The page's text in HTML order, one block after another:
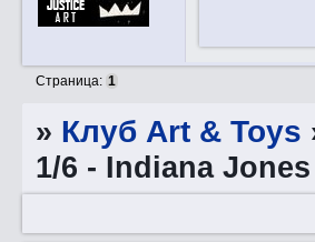
Страница: 1
» Клуб Art & Toys
1/6 - Indiana